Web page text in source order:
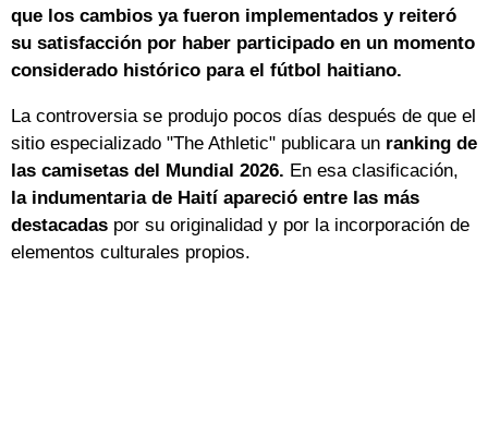
que los cambios ya fueron implementados y reiteró
su satisfacción por haber participado en un momento
considerado histórico para el fútbol haitiano.
La controversia se produjo pocos días después de que el
sitio especializado "The Athletic" publicara un ranking de
las camisetas del Mundial 2026. En esa clasificación,
la indumentaria de Haití apareció entre las más
destacadas por su originalidad y por la incorporación de
elementos culturales propios.